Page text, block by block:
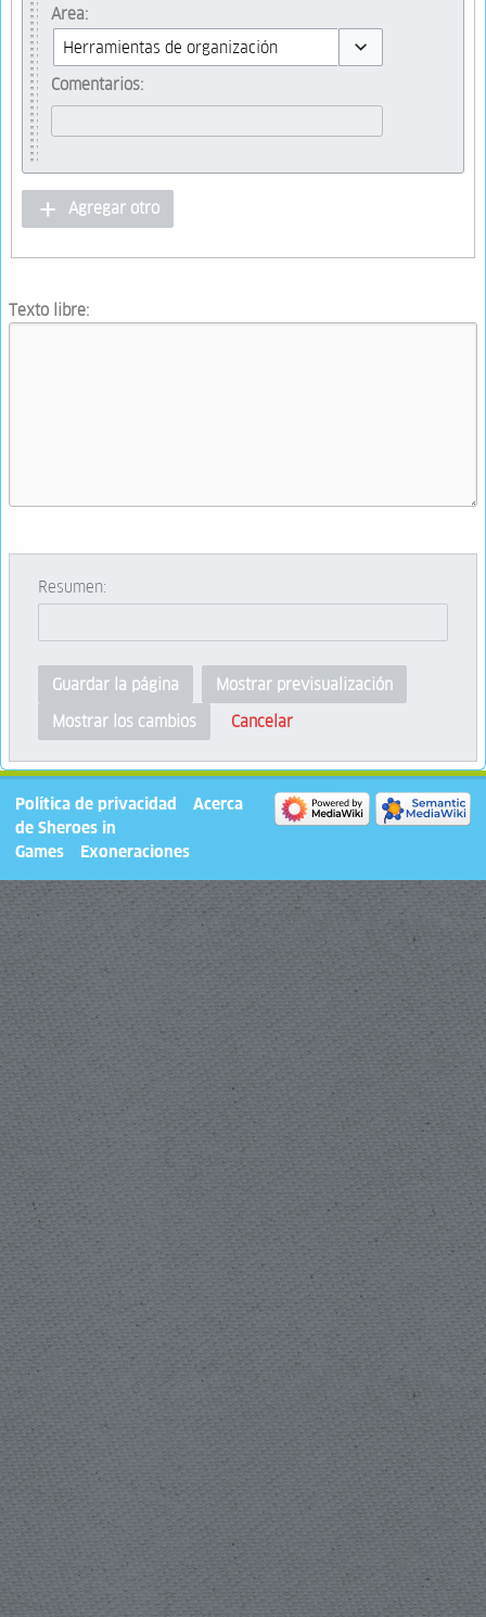
Area:
Comentarios:
Agregar otro
Texto libre:
Resumen:
Guardar la página
Mostrar previsualización
Mostrar los cambios
Cancelar
Política de privacidad
Acerca
de Sheroes in
Games
Exoneraciones